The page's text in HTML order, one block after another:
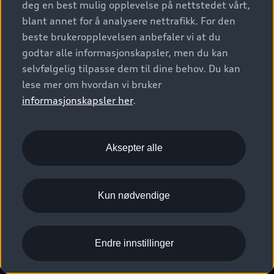
S/RS
Konseptbiler og prototyper
Prislister
Leasing
Bilgarantier
Audi Forsikring
Verkstedtjenester
Functions on demand
Kom i gang med myAudi
Kundeservice
Nyhetsbrev
Presse
Karriere
Bli sertifisert merkeverksted
Autoretur
Åpenhetsloven
© 2026 AUDI NORGE. All Rights Reserved.
Imprint Ansvarserklæring
Personvern
Informasjonskapsler (cookies)
Juridisk informasjon AUDI AG
deg en best mulig opplevelse på nettstedet vårt,
blant annet for å analysere nettrafikk. For den
beste brukeropplevelsen anbefaler vi at du
godtar alle informasjonskapsler, men du kan
selvfølgelig tilpasse dem til dine behov. Du kan
lese mer om hvordan vi bruker
informasjonskapsler her.
Aksepter alle
Kun nødvendige
Endre innstillinger